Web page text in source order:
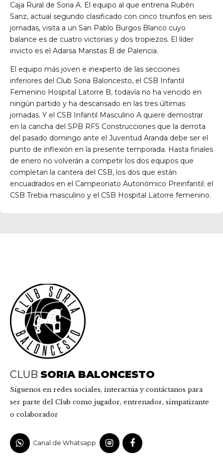
Caja Rural de Soria A. El equipo al que entrena Rubén
Sanz, actual segundo clasificado con cinco triunfos en seis
jornadas, visita a un San Pablo Burgos Blanco cuyo
balance es de cuatro victorias y dos tropiezos. El líder
invicto es el Adarsa Maristas B de Palencia.
El equipo más joven e inexperto de las secciones
inferiores del Club Soria Baloncesto, el CSB Infantil
Femenino Hospital Latorre B, todavía no ha vencido en
ningún partido y ha descansado en las tres últimas
jornadas. Y el CSB Infantil Masculino A quiere demostrar
en la cancha del SPB RFS Construcciones que la derrota
del pasado domingo ante el Juventud Aranda debe ser el
punto de inflexión en la presente temporada. Hasta finales
de enero no volverán a competir los dos equipos que
completan la cantera del CSB, los dos que están
encuadrados en el Campeonato Autonómico Preinfantil: el
CSB Trebia masculino y el CSB Hospital Latorre femenino.
CLUB SORIA BALONCESTO
Síguenos en redes sociales, interactúa y contáctanos para
ser parte del Club como jugador, entrenador, simpatizante
o colaborador
Canal de Whatsapp